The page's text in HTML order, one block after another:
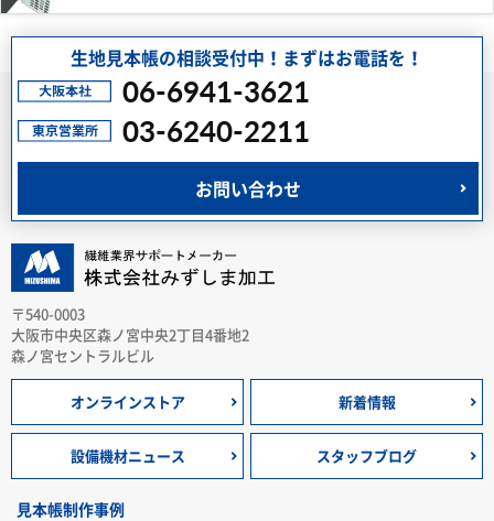
生地見本帳の相談受付中！まずはお電話を！
06-6941-3621
03-6240-2211
お問い合わせ
〒540-0003
大阪市中央区森ノ宮中央2丁目4番地2
森ノ宮セントラルビル
オンラインストア 新着情報
設備機材ニュース スタッフブログ
見本帳制作事例